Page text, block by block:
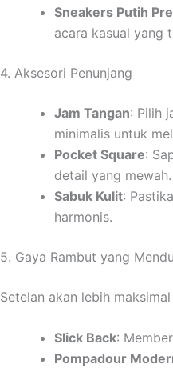
Sneakers Putih
acara kasual yang
4. Aksesori Penunjang
Jam Tangan: Pilih
minimalis untuk
Pocket Square:
detail yang mewah.
Sabuk Kulit:
harmonis.
5. Gaya Rambut yang
Setelan akan lebih
Slick Back:
Pompadour